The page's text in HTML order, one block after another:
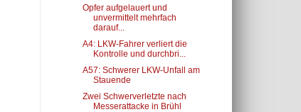
Opfer aufgelauert und
unvermittelt mehrfach
darauf...
A4: LKW-Fahrer verliert die
Kontrolle und durchbri...
A57: Schwerer LKW-Unfall am
Stauende
Zwei Schwerverletzte nach
Messerattacke in Brühl